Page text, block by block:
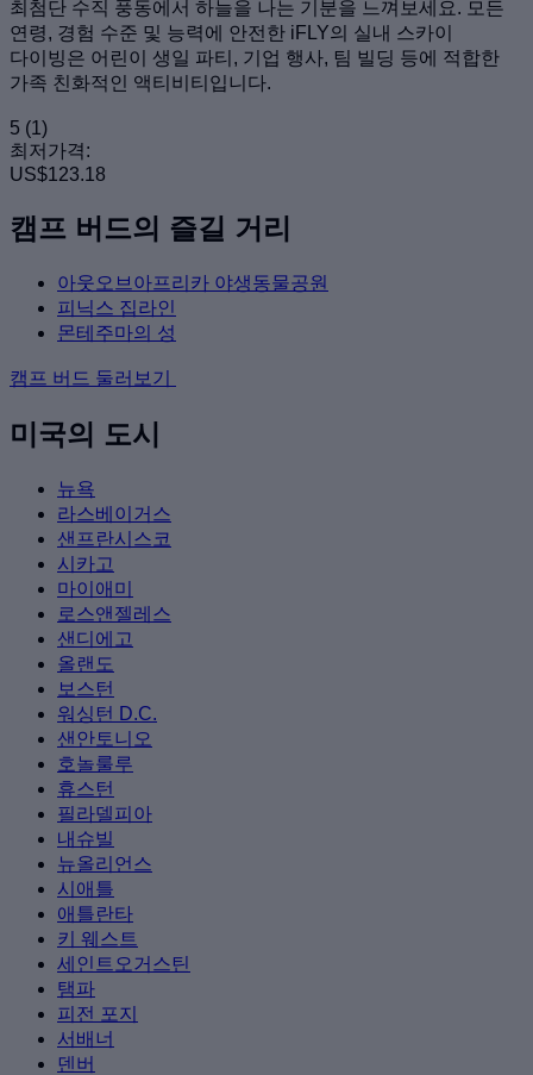
최첨단 수직 풍동에서 하늘을 나는 기분을 느껴보세요. 모든
연령, 경험 수준 및 능력에 안전한 iFLY의 실내 스카이
다이빙은 어린이 생일 파티, 기업 행사, 팀 빌딩 등에 적합한
가족 친화적인 액티비티입니다.
5 (1)
최저가격:
US$123.18
캠프 버드의 즐길 거리
아웃오브아프리카 야생동물공원
피닉스 집라인
몬테주마의 성
캠프 버드 둘러보기
미국의 도시
뉴욕
라스베이거스
샌프란시스코
시카고
마이애미
로스앤젤레스
샌디에고
올랜도
보스턴
워싱턴 D.C.
샌안토니오
호놀룰루
휴스턴
필라델피아
내슈빌
뉴올리언스
시애틀
애틀란타
키 웨스트
세인트오거스틴
탬파
피전 포지
서배너
덴버